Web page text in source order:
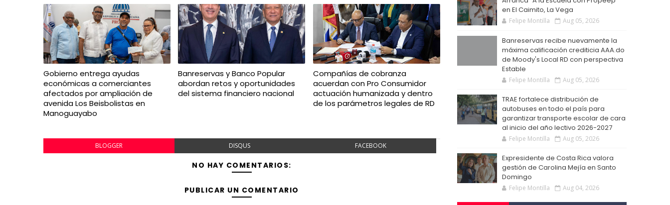
Gobierno entrega ayudas
económicas a comerciantes
afectados por ampliación de
avenida Los Beisbolistas en
Manoguayabo
Banreservas y Banco Popular
abordan retos y oportunidades
del sistema financiero nacional
Compañías de cobranza
acuerdan con Pro Consumidor
actuación humanizada y dentro
de los parámetros legales de RD
BLOGGER DISQUS FACEBOOK
NO HAY COMENTARIOS:
PUBLICAR UN COMENTARIO
en El Caimito, La Vega
Felipe Montilla Aug 05, 2026
Banreservas recibe nuevamente la
máxima calificación crediticia AAA.do
de Moody's Local RD con perspectiva
Estable
Felipe Montilla Aug 05, 2026
TRAE fortalece distribución de
autobuses en todo el país para
garantizar transporte escolar de cara
al inicio del año lectivo 2026-2027
Felipe Montilla Aug 05, 2026
Expresidente de Costa Rica valora
gestión de Carolina Mejía en Santo
Domingo
Felipe Montilla Aug 04, 2026